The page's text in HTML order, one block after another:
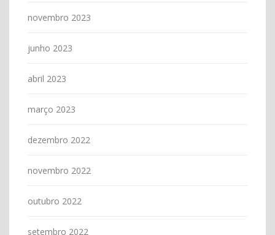
novembro 2023
junho 2023
abril 2023
março 2023
dezembro 2022
novembro 2022
outubro 2022
setembro 2022